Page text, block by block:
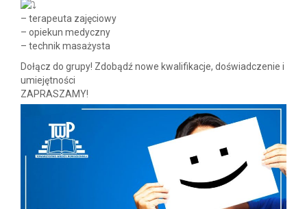
– terapeuta zajęciowy
– opiekun medyczny
– technik masażysta
Dołącz do grupy! Zdobądź nowe kwalifikacje, doświadczenie i
umiejętności
ZAPRASZAMY!